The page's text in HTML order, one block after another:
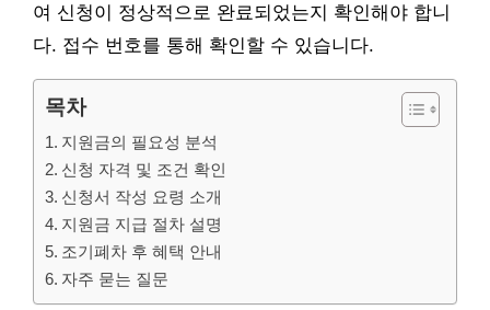
여 신청이 정상적으로 완료되었는지 확인해야 합니
다. 접수 번호를 통해 확인할 수 있습니다.
목차
지원금의 필요성 분석
신청 자격 및 조건 확인
신청서 작성 요령 소개
지원금 지급 절차 설명
조기폐차 후 혜택 안내
자주 묻는 질문